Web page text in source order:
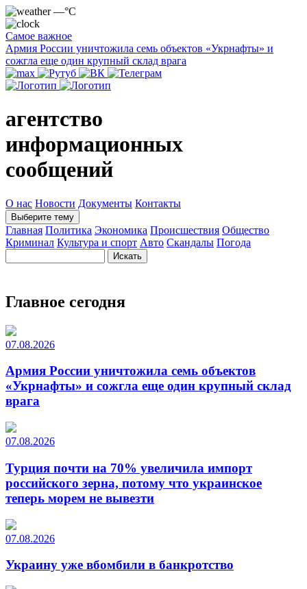
—°C
Самое важное
Армия России уничтожила семь объектов «Укрнафты» и
сожгла еще один крупный склад врага
агентство
информационных
сообщений
О нас Новости Документы Контакты
Выберите тему
Главная Политика Экономика Происшествия Общество
Криминал Культура и спорт Авто Скандалы Погода
Главное сегодня
07.08.2026
Армия России уничтожила семь объектов
«Укрнафты» и сожгла еще один крупный склад
врага
07.08.2026
Турция почти на 70% увеличила импорт
российского зерна, потому что украинское
теперь морем не вывезти
07.08.2026
Украину уже вбомбили в банкротство